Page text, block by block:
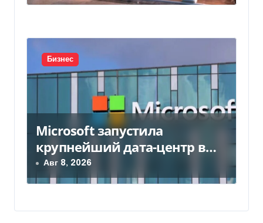
Бизнес
Microsoft запустила
крупнейший дата-центр в
Индии за $20,5 миллиарда
Авг 8, 2026